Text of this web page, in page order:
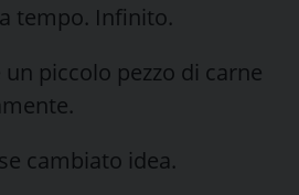
tempo. Infinito.
piccolo pezzo di carne
cambiato idea.